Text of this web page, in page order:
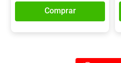
Comprar